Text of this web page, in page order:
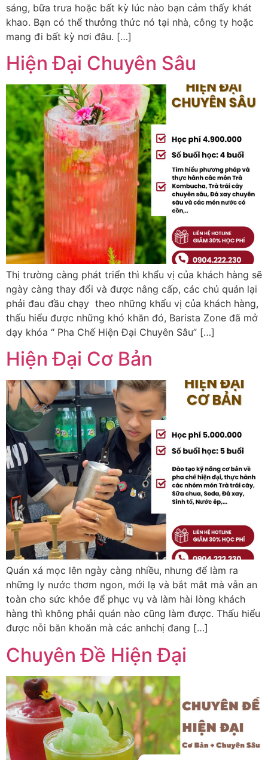
sáng, bữa trưa hoặc bất kỳ lúc nào bạn cảm thấy khát
khao. Bạn có thể thưởng thức nó tại nhà, công ty hoặc
mang đi bất kỳ nơi đâu. […]
Hiện Đại Chuyên Sâu
Thị trường càng phát triển thì khẩu vị của khách hàng sẽ
ngày càng thay đổi và được nâng cấp, các chủ quán lại
phải đau đầu chạy theo những khẩu vị của khách hàng,
thấu hiểu được những khó khăn đó, Barista Zone đã mở
dạy khóa “ Pha Chế Hiện Đại Chuyên Sâu” […]
Hiện Đại Cơ Bản
Quán xá mọc lên ngày càng nhiều, nhưng để làm ra
những ly nước thơm ngon, mới lạ và bắt mắt mà vẫn an
toàn cho sức khỏe để phục vụ và làm hài lòng khách
hàng thì không phải quán nào cũng làm được. Thấu hiểu
được nỗi băn khoăn mà các anhchị đang […]
Chuyên Đề Hiện Đại